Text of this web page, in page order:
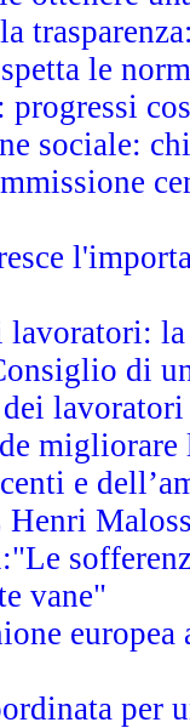
le
progressi
sociale:
lavoratori:
di
lavoratori
e
vane"